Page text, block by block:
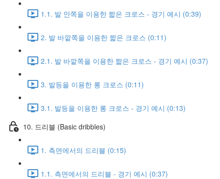
1.1. 발 안쪽을 이용한 짧은 크로스 - 경기 예시 (0:39)
2. 발 바깥쪽을 이용한 짧은 크로스 (0:11)
2.1. 발 바깥쪽을 이용한 짧은 크로스 - 경기 예시 (0:37)
3. 발등을 이용한 롱 크로스 (0:11)
3.1. 발등을 이용한 롱 크로스 - 경기 예시 (0:13)
10. 드리블 (Basic dribbles)
1. 측면에서의 드리블 (0:15)
1.1. 측면에서의 드리블 - 경기 예시 (0:37)